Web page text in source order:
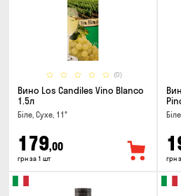
(0)
Вино Los Candiles Vino Blanco
1.5л
Біле, Сухе, 11°
179,00
грн за 1 шт грн